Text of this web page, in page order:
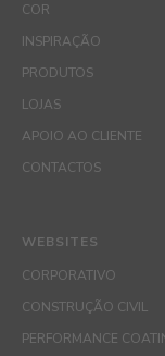
COR
INSPIRAÇÃO
PRODUTOS
LOJAS
APOIO AO CLIENTE
CONTACTOS
WEBSITES
CORPORATIVO
CONSTRUÇÃO CIVIL
PERFORMANCE